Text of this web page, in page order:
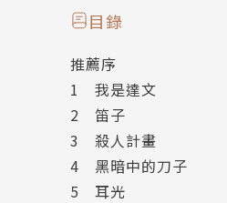
段，迪娜、達文和尼
佳績紀錄
★ 全系列銷售超過
★ 全球售出
★ 改編音樂劇兩年內售
★ 第一集改編電影獲
目錄
推薦序
1 我是達文
2 笛子
3 殺人計畫
4 黑暗中的刀子
5 耳光